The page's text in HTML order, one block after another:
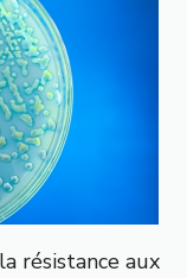
résistance aux